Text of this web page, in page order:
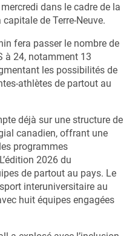
dans le cadre de la
de Terre-Neuve.
fera passer le nombre de
à 24, notamment 13
les possibilités de
athlètes de partout au
déjà sur une structure de
canadien, offrant une
programmes
2026 du
de partout au pays. Le
interuniversitaire au
huit équipes engagées